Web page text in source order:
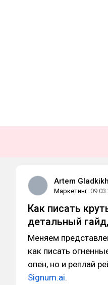
Artem Gladkikh
Маркетинг
Как писать
детальный
Меняем
как писать
опен, но и реплай
Signum.ai.